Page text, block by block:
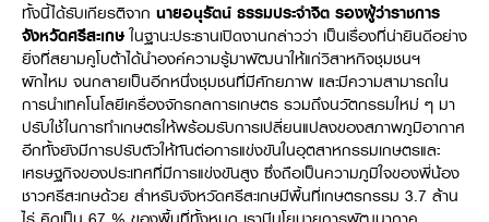
ทั้งนี้ได้รับเกียรติจาก นายอนุรัตน์ ธรรมประจำจิต รองผู้ว่าราชการ
จังหวัดศรีสะเกษในฐานะประธานเปิดงานกล่าวว่า เป็นเรื่องที่น่ายินดีอย่าง
ยิ่งที่สยามคูโบต้าได้นำองค์ความรู้มาพัฒนาให้แก่วิสาหกิจชุมชนฯ
ผักไหม จนกลายเป็นอีกหนึ่งชุมชนที่มีศักยภาพ และมีความสามารถใน
การนำเทคโนโลยีเครื่องจักรกลการเกษตร รวมถึงนวัตกรรมใหม่ ๆ มา
ปรับใช้ในการทำเกษตรให้พร้อมรับการเปลี่ยนแปลงของสภาพภูมิอากาศ
อีกทั้งยังมีการปรับตัวให้ทันต่อการแข่งขันในอุตสาหกรรมเกษตรและ
เศรษฐกิจของประเทศที่มีการแข่งขันสูง ซึ่งถือเป็นความภูมิใจของพี่น้อง
ชาวศรีสะเกษด้วย สำหรับจังหวัดศรีสะเกษมีพื้นที่เกษตรกรรม 3.7 ล้าน